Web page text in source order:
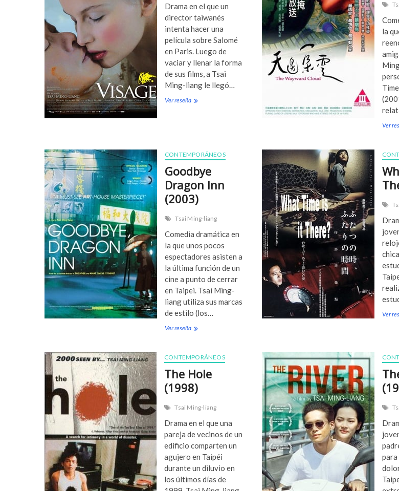
i
é
m
a
0
0
7
)
Drama en el que un
director taiwanés
intenta hacer una
película sobre Salomé
en Paris. Luego de
vaciar y llenar la forma
de sus films, a Tsai
Ming-liang le llegó…
Ver reseña V
(
0
0
)
la
Ver
CONTEMPORÁNEOS
Goodbye
Dragon Inn
(2003)
Tsai Ming-liang
Comedia dramática en
la que unos pocos
espectadores asisten a
la última función de un
cine a punto de cerrar
en Taipei. Tsai Ming-
liang utiliza sus marcas
de estilo (los…
Ver reseña G
d
b
y
e
D
a
g
n
I
n
n
2
Ver
CONTEMPORÁNEOS
The Hole
(1998)
Tsai Ming-liang
Drama en el que una
pareja de vecinos de un
edificio comparten un
agujero en Taipéi
durante un diluvio en
los últimos días de
para